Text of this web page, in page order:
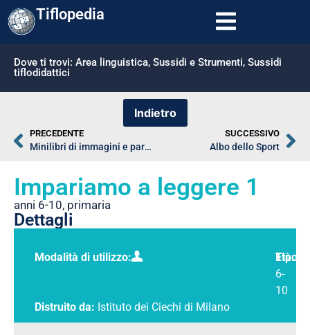
Tiflopedia
Dove ti trovi: Area linguistica, Sussidi e Strumenti, Sussidi
tiflodidattici
PRECEDENTE
Minilibri di immagini e parole
SUCCESSIVO
Albo dello Sport
Impariamo a leggere 1
anni 6-10, primaria
Dettagli
Modalità di utilizzo:
Età:
6-
10
Distruito da: Istituto dei Ciechi di Milano